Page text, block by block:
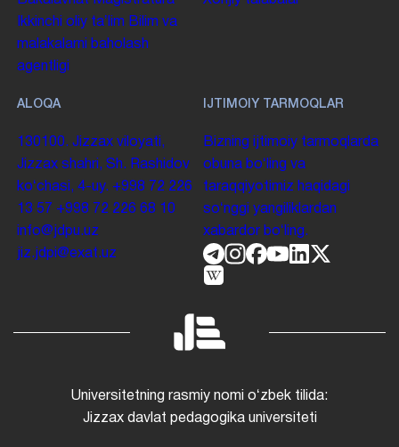
Ikkinchi oliy taʼlim Bilim va
malakalarni baholash
agentligi
ALOQA
130100. Jizzax viloyati,
Jizzax shahri, Sh. Rashidov
koʻchasi, 4-uy. +998 72 226
13 57 +998 72 226 68 10
info@jdpu.uz
jiz.jdpi@exat.uz
IJTIMOIY TARMOQLAR
Bizning ijtimoiy tarmoqlarda
obuna boʻling va
taraqqiyotimiz haqidagi
soʻnggi yangiliklardan
xabardor boʻling.
Universitetning rasmiy nomi oʻzbek tilida:
Jizzax davlat pedagogika universiteti